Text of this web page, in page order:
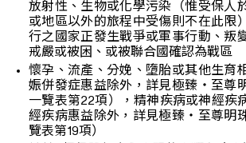
放射性、生物或化學污染（惟受保人
或地區以外的旅程中受傷則不在此限
行之國家正發生戰爭或軍事行動、叛
戒嚴或被困、或被聯合國確認為戰區
懷孕、流產、分娩、墮胎或其他生育
娠併發症惠益除外，詳見極臻‧至尊
一覽表第22項），精神疾病或神經疾
經疾病惠益除外，詳見極臻‧至尊明
覽表第19項）